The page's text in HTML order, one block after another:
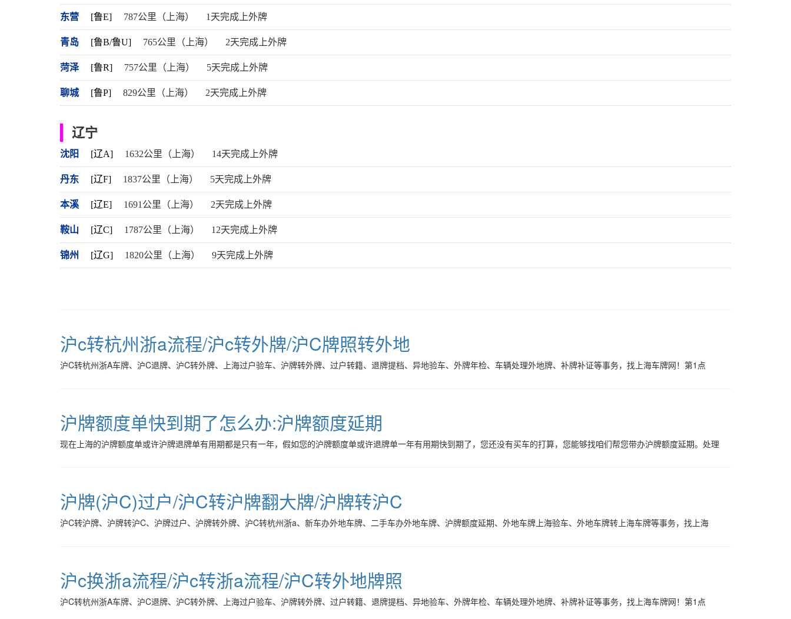
东营 [鲁E] 787公里（上海） 1天完成上外牌
青岛 [鲁B/鲁U] 765公里（上海） 2天完成上外牌
菏泽 [鲁R] 757公里（上海） 5天完成上外牌
聊城 [鲁P] 829公里（上海） 2天完成上外牌
辽宁
沈阳 [辽A] 1632公里（上海） 14天完成上外牌
丹东 [辽F] 1837公里（上海） 5天完成上外牌
本溪 [辽E] 1691公里（上海） 2天完成上外牌
鞍山 [辽C] 1787公里（上海） 12天完成上外牌
锦州 [辽G] 1820公里（上海） 9天完成上外牌
沪c转杭州浙a流程/沪c转外牌/沪C牌照转外地
沪C转杭州浙A车牌、沪C退牌、沪C转外牌、上海过户验车、沪牌转外牌、过户转籍、退牌提档、异地验车、外牌年检、车辆处理外地牌、补牌补证等事务，找上海车牌网！第1点
沪牌额度单快到期了怎么办:沪牌额度延期
现在上海的沪牌额度单或许沪牌退牌单有用期都是只有一年，假如您的沪牌额度单或许退牌单一年有用期快到期了，您还没有买车的打算，您能够找咱们帮您带办沪牌额度延期。处理
沪牌(沪C)过户/沪C转沪牌翻大牌/沪牌转沪C
沪C转沪牌、沪牌转沪C、沪牌过户、沪牌转外牌、沪C转杭州浙a、新车办外地车牌、二手车办外地车牌、沪牌额度延期、外地车牌上海验车、外地车牌转上海车牌等事务，找上海
沪c换浙a流程/沪c转浙a流程/沪C转外地牌照
沪C转杭州浙A车牌、沪C退牌、沪C转外牌、上海过户验车、沪牌转外牌、过户转籍、退牌提档、异地验车、外牌年检、车辆处理外地牌、补牌补证等事务，找上海车牌网！第1点